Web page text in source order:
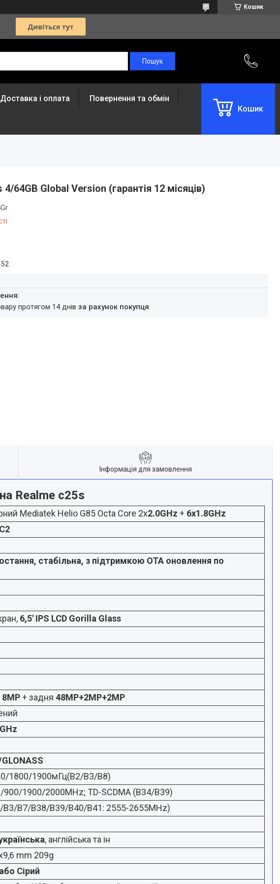
Кошик
Доставка і оплата Повернення та обмін
Кошик
4/64GB Global Version (гарантія 12 місяців)
протягом 14 днів за рахунок покупця
Інформація для замовлення
Realme c25s
Mediatek Helio G85 Octa Core 2x2.0GHz + 6x1.8GHz
стабільна, з підтримкою ОТА оновлення по
6,5' IPS LCD Gorilla Glass
8MP+ задня 48MP+2MP+2MP
1800/1900мГц(B2/B3/B8)
900/1900/2000MHz; TD-SCDMA (B34/B39)
B3/B7/B38/B39/B40/B41: 2555-2655MHz)
, англійська та ін
mm 209g
Сірий